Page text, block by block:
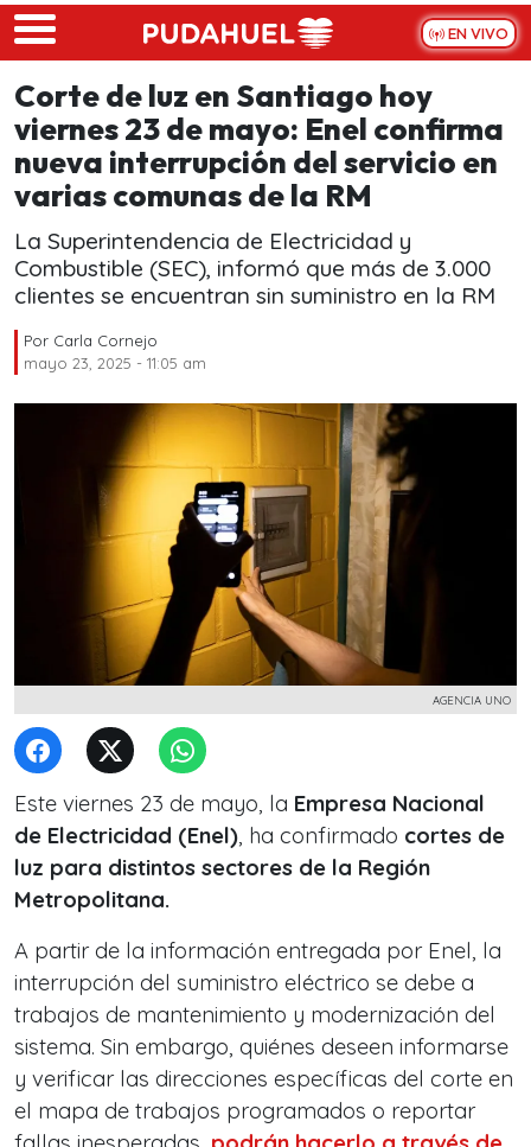
Skip to main content
EN VIVO
Corte de luz en Santiago hoy
viernes 23 de mayo: Enel confirma
nueva interrupción del servicio en
varias comunas de la RM
La Superintendencia de Electricidad y
Combustible (SEC), informó que más de 3.000
clientes se encuentran sin suministro en la RM
Por Carla Cornejo
mayo 23, 2025 - 11:05 am
AGENCIA UNO
Este viernes 23 de mayo, la Empresa Nacional
de Electricidad (Enel), ha confirmado cortes de
luz para distintos sectores de la Región
Metropolitana.
A partir de la información entregada por Enel, la
interrupción del suministro eléctrico se debe a
trabajos de mantenimiento y modernización del
sistema. Sin embargo, quiénes deseen informarse
y verificar las direcciones específicas del corte en
el mapa de trabajos programados o reportar